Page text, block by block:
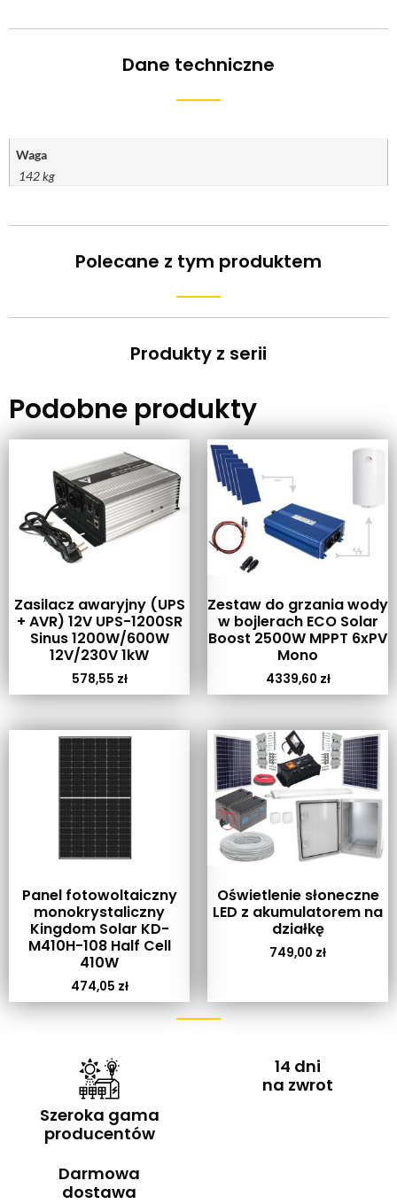
Dane techniczne
Waga
142 kg
Polecane z tym produktem
Produkty z serii
Podobne produkty
Zasilacz awaryjny (UPS
+ AVR) 12V UPS-1200SR
Sinus 1200W/600W
12V/230V 1kW
578,55 zł
Zestaw do grzania wody
w bojlerach ECO Solar
Boost 2500W MPPT 6xPV
Mono
4339,60 zł
Panel fotowoltaiczny
monokrystaliczny
Kingdom Solar KD-
M410H-108 Half Cell
410W
474,05 zł
Oświetlenie słoneczne
LED z akumulatorem na
działkę
749,00 zł
Szeroka gama
producentów
14 dni
na zwrot
Darmowa
dostawa